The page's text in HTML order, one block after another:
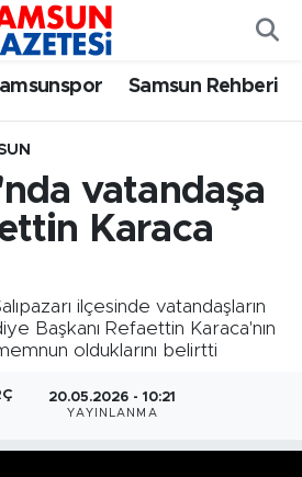
Samsun Rehberi
vatandaşa
Karaca
ilçesinde vatandaşların
Başkanı Refaettin Karaca'nın
olduklarını belirtti
20.05.2026 - 10:21
YAYINLANMA
Eczaneler
Vakitleri
Haritası
Durumu ve Fikstür